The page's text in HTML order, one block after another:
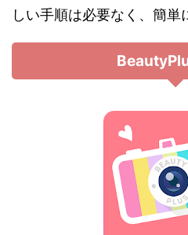
しい手順は必要なく、簡単